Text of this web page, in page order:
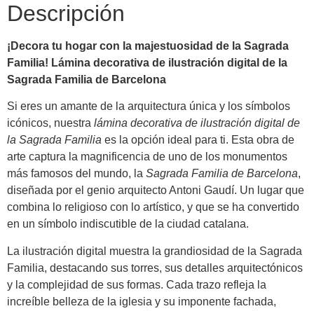
Descripción
¡Decora tu hogar con la majestuosidad de la Sagrada
Familia! Lámina decorativa de ilustración digital de la
Sagrada Familia de Barcelona
Si eres un amante de la arquitectura única y los símbolos
icónicos, nuestra lámina decorativa de ilustración digital de
la Sagrada Familia es la opción ideal para ti. Esta obra de
arte captura la magnificencia de uno de los monumentos
más famosos del mundo, la Sagrada Familia de Barcelona,
diseñada por el genio arquitecto Antoni Gaudí. Un lugar que
combina lo religioso con lo artístico, y que se ha convertido
en un símbolo indiscutible de la ciudad catalana.
La ilustración digital muestra la grandiosidad de la Sagrada
Familia, destacando sus torres, sus detalles arquitectónicos
y la complejidad de sus formas. Cada trazo refleja la
increíble belleza de la iglesia y su imponente fachada,